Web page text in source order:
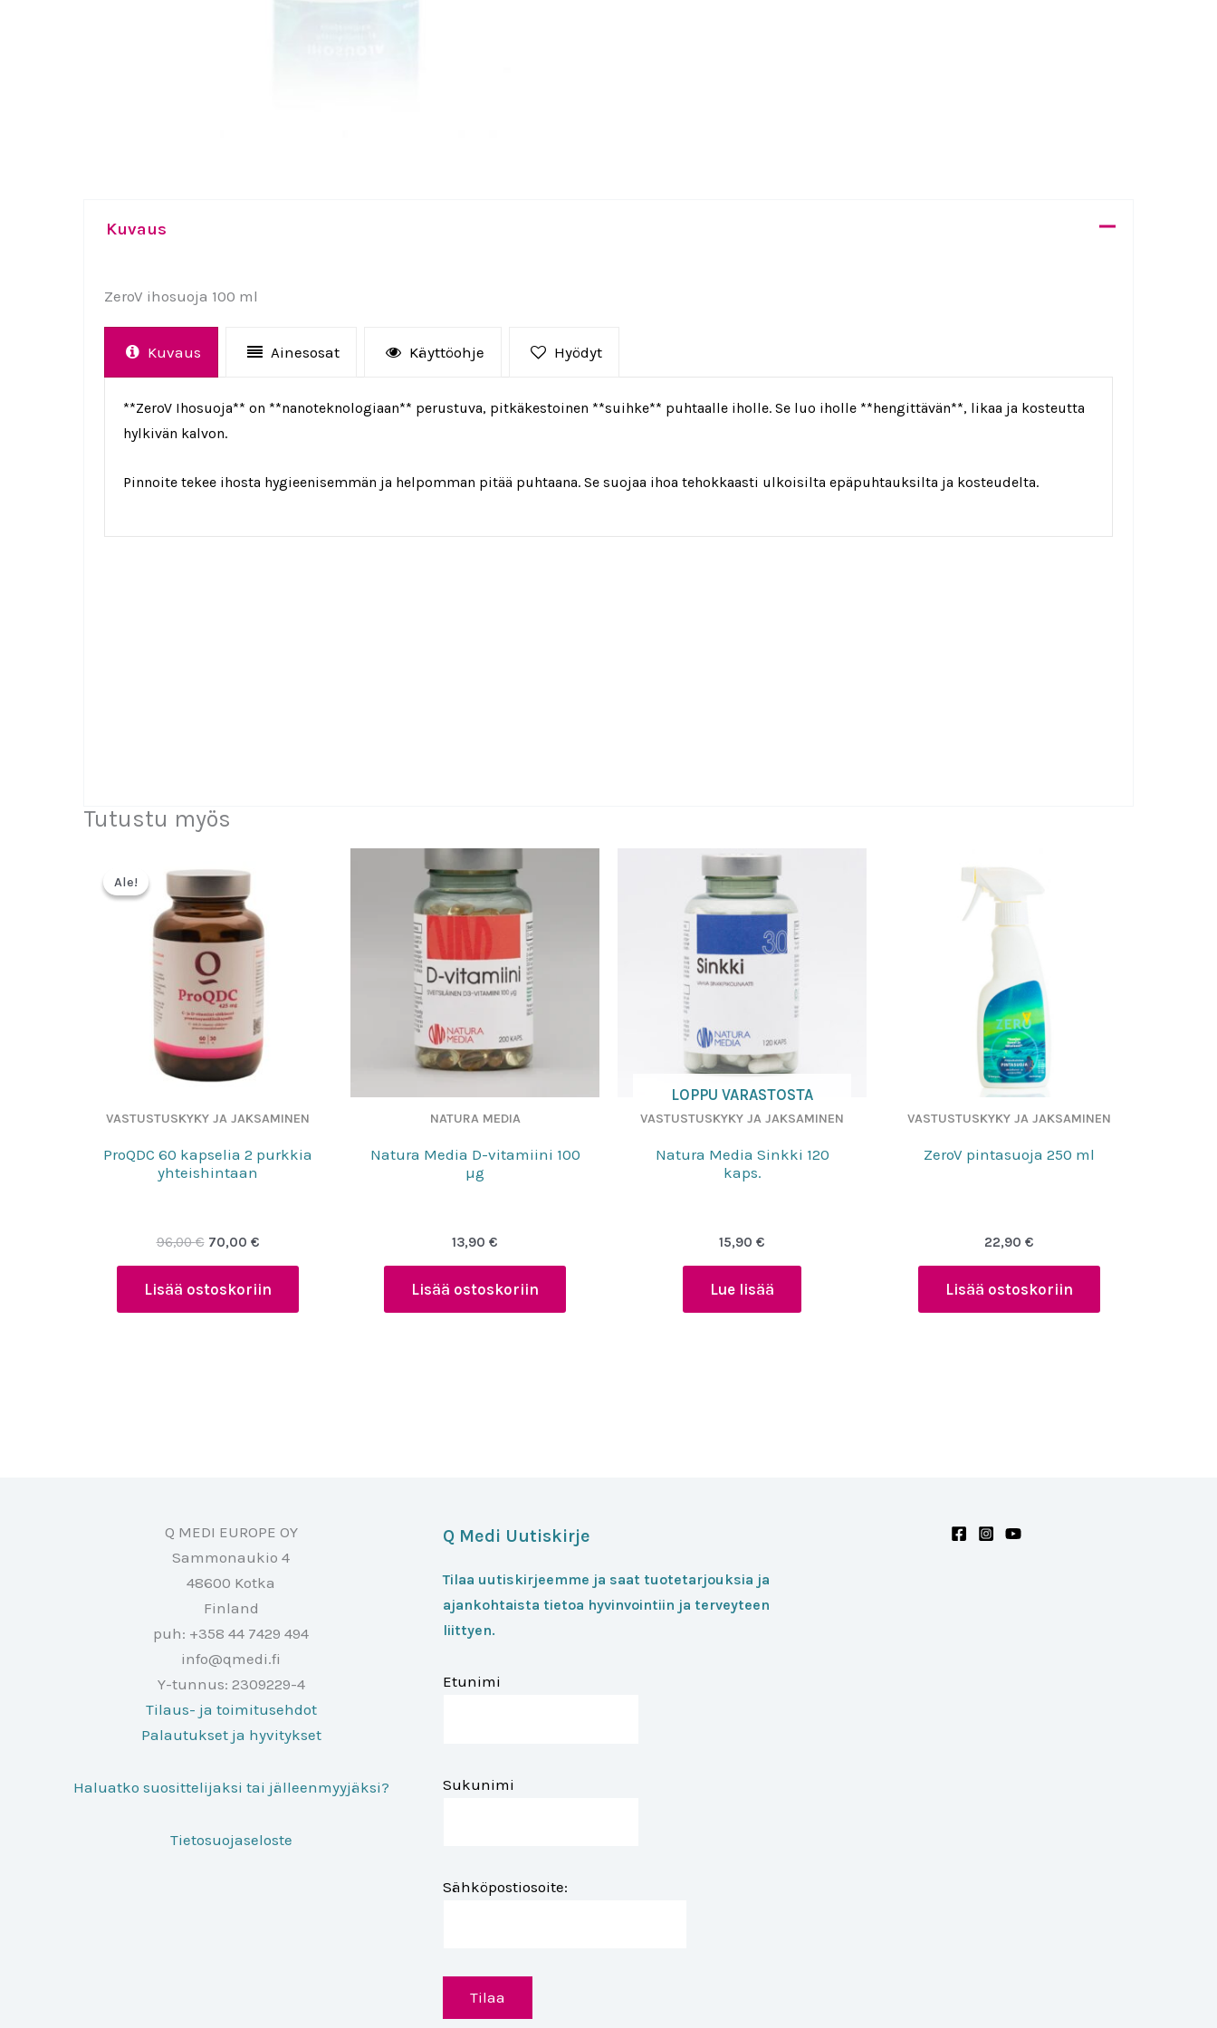
Kuvaus
ZeroV ihosuoja 100 ml
Kuvaus Ainesosat Käyttöohje Hyödyt
**ZeroV Ihosuoja** on **nanoteknologiaan** perustuva, pitkäkestoinen **suihke** puhtaalle iholle. Se luo iholle **hengittävän**, likaa ja kosteutta
hylkivän kalvon.
Pinnoite tekee ihosta hygieenisemmän ja helpomman pitää puhtaana. Se suojaa ihoa tehokkaasti ulkoisilta epäpuhtauksilta ja kosteudelta.
Tutustu myös
Ale!
VASTUSTUSKYKY JA JAKSAMINEN
Ale!
ProQDC 60 kapselia 2 purkkia
yhteishintaan
96,00€ Alkuperäinen
96,00 €.
70,00 €Nykyinen
70,00 €.
Lisää ostoskoriin
NATURA MEDIA
Natura Media D-vitamiini 100
µg
13,90 €
Lisää ostoskoriin
VASTUSTUSKYKY JA JAKSAMINEN
LOPPU VARASTOSTA
Natura Media Sinkki 120
kaps.
15,90 €
Lue lisää
VASTUSTUSKYKY JA JAKSAMINEN
ZeroV pintasuoja 250 ml
22,90 €
Lisää ostoskoriin
Q MEDI EUROPE OY
Sammonaukio 4
48600 Kotka
Finland
puh: +358 44 7429 494
info@qmedi.fi
Y-tunnus: 2309229-4
Tilaus- ja toimitusehdot
Palautukset ja hyvitykset
Haluatko suosittelijaksi tai jälleenmyyjäksi?
Tietosuojaseloste
Q Medi Uutiskirje
Tilaa uutiskirjeemme ja saat tuotetarjouksia ja
ajankohtaista tietoa hyvinvointiin ja terveyteen
liittyen.
Etunimi
Sukunimi
Sähköpostiosoite: